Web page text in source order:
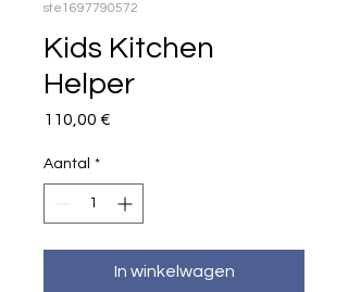
ste1697790572
Kids Kitchen
Helper
110,00 €
Aantal *
In winkelwagen